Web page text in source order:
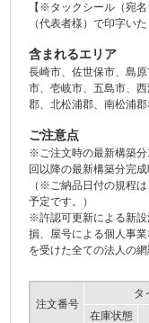
【※タックシール（宛
（代表者様）で印字いた
含まれるエリア
長崎市、佐世保市、島
市、壱岐市、五島市、
郡、北松浦郡、南松浦郡
ご注意点
※ご注文時の最新構築分
回以降の最新構築分完
（※ご納品日付の規程
予定です。）
※許認可更新による新設
損、屋号による個人事
を受けた全ての法人の
注文番号
タ
在庫状態